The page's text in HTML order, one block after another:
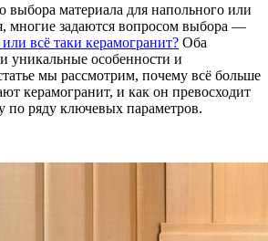
выбора материала для напольного или
многие задаются вопросом выбора —
всё таки керамогранит? Оба
уникальные особенности и
мы рассмотрим, почему всё больше
керамогранит, и как он превосходит
по ряду ключевых параметров.